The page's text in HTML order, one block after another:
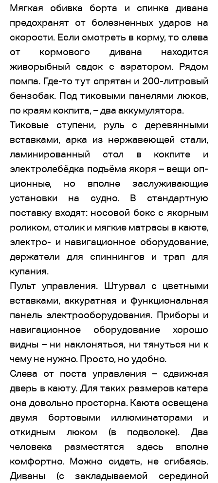
Мягкая обивка борта и спинка дивана
предохранят от болезненных ударов на
скорости. Если смотреть в корму, то слева
от кормового дивана находится
живорыбный садок с аэратором. Рядом
помпа. Где-то тут спрятан и 200-литровый
бензобак. Под тиковыми панелями люков,
по краям кокпита, – два аккумулятора.
Тиковые ступени, руль с деревянными
вставками, арка из нержавеющей стали,
ламинированный стол в кокпите и
электролебёдка подъёма якоря – вещи оп-
ционные, но вполне заслуживающие
установки на судно. В стандартную
поставку входят: носовой бокс с якорным
роликом, столик и мягкие матрасы в каюте,
электро- и навигационное оборудование,
держатели для спиннингов и трап для
купания.
Пульт управления. Штурвал с цветными
вставками, аккуратная и функциональная
панель электрооборудования. Приборы и
навигационное оборудование хорошо
видны – ни наклоняться, ни тянуться ни к
чему не нужно. Просто, но удобно.
Слева от поста управления – сдвижная
дверь в каюту. Для таких размеров катера
она довольно просторна. Каюта освещена
двумя бортовыми иллюминаторами и
откидным люком (в подволоке). Два
человека разместятся здесь вполне
комфортно. Можно сидеть, не сгибаясь.
Диваны (с закладываемой серединой